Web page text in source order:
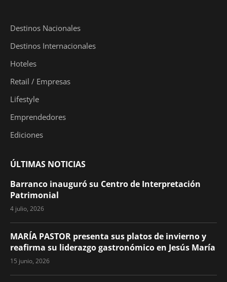
Destinos Nacionales
Destinos Internacionales
Hoteles
Retail / Empresas
Lifestyle
Emprendedores
Ediciones
ÚLTIMAS NOTICIAS
Barranco inauguró su Centro de Interpretación
Patrimonial
4 julio, 2026
MARÍA PASTOR presenta sus platos de invierno y
reafirma su liderazgo gastronómico en Jesús María
15 junio, 2026